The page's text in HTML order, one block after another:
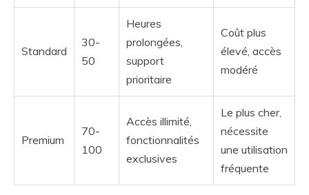
Standard
30-
50
Heures
prolongées,
support
prioritaire
Coût plus
élevé, accès
modéré
Premium
70-
100
Accès illimité,
fonctionnalités
exclusives
Le plus cher,
nécessite
une utilisation
fréquente